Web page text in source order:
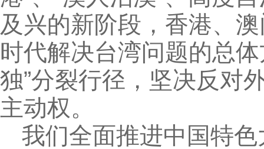
及兴的新阶段，香港、
时代解决台湾问题的总
独”分裂行径，坚决反对
主动权。
我们全面推进中国特